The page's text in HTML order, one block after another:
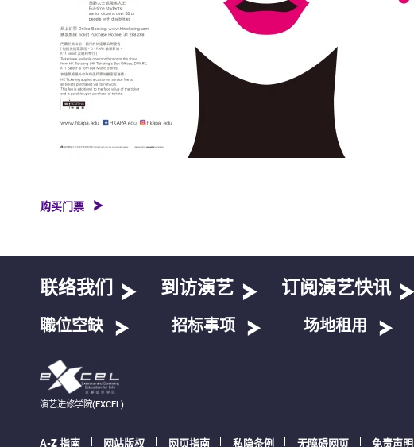
购买门票
联络我们 到访演艺 订阅演艺快讯
職位空缺 招标事项 场地租用
演艺进修学院(EXCEL)
A-Z 指南 网站版权 网页指南 私隐条例 无障碍网页 免责声明